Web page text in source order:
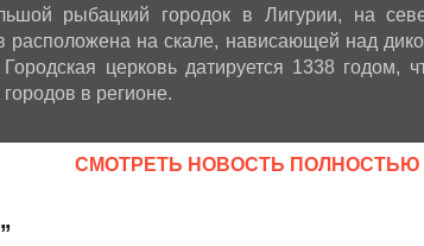
рыбацкий городок в Лигурии, на
расположена на скале, нависающей над
церковь датируется 1338 годом,
в регионе.
CМОТРЕТЬ НОВОСТЬ ПОЛНОСТЬЮ